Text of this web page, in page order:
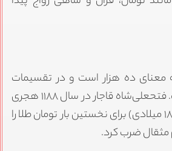
معنای ده هزار است و در تقسیمات
لشکری به کار می‌رفت. فتحعلی‌شاه قاجار در سال ۱۱۸۸ هجری
خورشیدی (معادل ۱۸۰۹ میلادی) برای نخستین بار تومان طلا را
ضرب کرد.